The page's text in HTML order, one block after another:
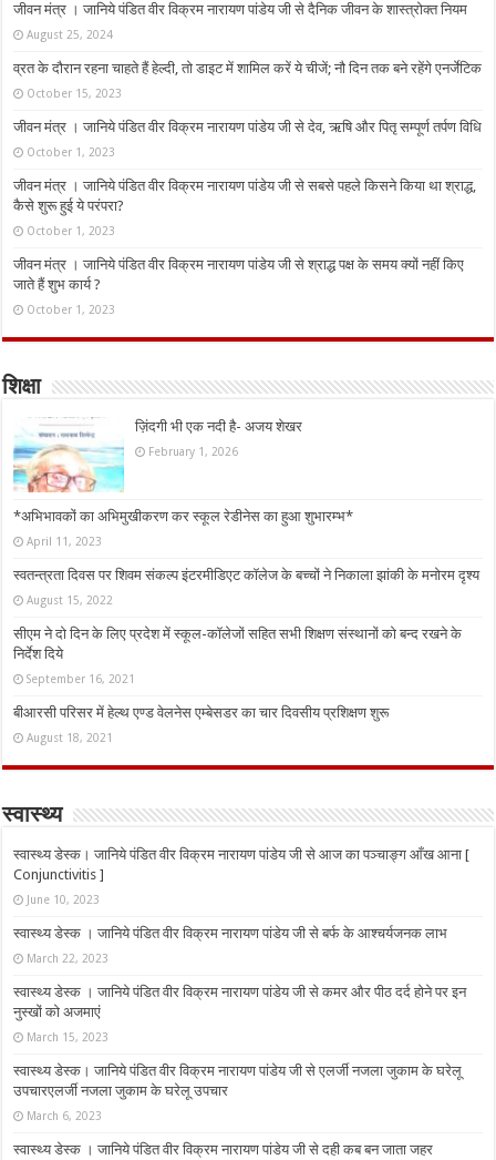
जीवन मंत्र । जानिये पंडित वीर विक्रम नारायण पांडेय जी से दैनिक जीवन के शास्त्रोक्त नियम
August 25, 2024
व्रत के दौरान रहना चाहते हैं हेल्दी, तो डाइट में शामिल करें ये चीजें; नौ दिन तक बने रहेंगे एनर्जेटिक
October 15, 2023
जीवन मंत्र । जानिये पंडित वीर विक्रम नारायण पांडेय जी से देव, ऋषि और पितृ सम्पूर्ण तर्पण विधि
October 1, 2023
जीवन मंत्र । जानिये पंडित वीर विक्रम नारायण पांडेय जी से सबसे पहले किसने किया था श्राद्ध,
कैसे शुरू हुई ये परंपरा?
October 1, 2023
जीवन मंत्र । जानिये पंडित वीर विक्रम नारायण पांडेय जी से श्राद्ध पक्ष के समय क्यों नहीं किए
जाते हैं शुभ कार्य ?
October 1, 2023
शिक्षा
ज़िंदगी भी एक नदी है- अजय शेखर
February 1, 2026
*अभिभावकों का अभिमुखीकरण कर स्कूल रेडीनेस का हुआ शुभारम्भ*
April 11, 2023
स्वतन्त्रता दिवस पर शिवम संकल्प इंटरमीडिएट कॉलेज के बच्चों ने निकाला झांकी के मनोरम दृश्य
August 15, 2022
सीएम ने दो दिन के लिए प्रदेश में स्कूल-कॉलेजों सहित सभी शिक्षण संस्थानों को बन्द रखने के
निर्देश दिये
September 16, 2021
बीआरसी परिसर में हेल्थ एण्ड वेलनेस एम्बेसडर का चार दिवसीय प्रशिक्षण शुरू
August 18, 2021
स्वास्थ्य
स्वास्थ्य डेस्क। जानिये पंडित वीर विक्रम नारायण पांडेय जी से आज का पञ्चाङ्ग आँख आना [
Conjunctivitis ]
June 10, 2023
स्वास्थ्य डेस्क । जानिये पंडित वीर विक्रम नारायण पांडेय जी से बर्फ के आश्चर्यजनक लाभ
March 22, 2023
स्वास्थ्य डेस्क । जानिये पंडित वीर विक्रम नारायण पांडेय जी से कमर और पीठ दर्द होने पर इन
नुस्‍खों को अजमाएं
March 15, 2023
स्वास्थ्य डेस्क। जानिये पंडित वीर विक्रम नारायण पांडेय जी से एलर्जी नजला जुकाम के घरेलू
उपचारएलर्जी नजला जुकाम के घरेलू उपचार
March 6, 2023
स्वास्थ्य डेस्क । जानिये पंडित वीर विक्रम नारायण पांडेय जी से दही कब बन जाता जहर